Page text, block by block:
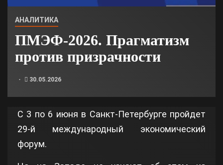
АНАЛИТИКА
ПМЭФ-2026. Прагматизм
против призрачности
30.05.2026
С 3 по 6 июня в Санкт-Петербурге пройдет
29-й международный экономический
форум.